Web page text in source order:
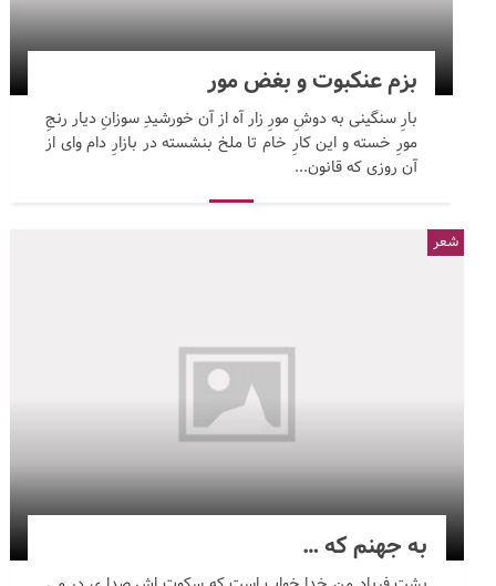
بزم عنکبوت و بغض مور
بارِ سنگینی به دوشِ مورِ زار آه از آن خورشیدِ سوزانِ دیار رنجِ
مورِ خسته و این کارِ خام تا ملخ بنشسته در بازارِ دام وای از
آن روزی که قانون...
به جهنم که …
شعر